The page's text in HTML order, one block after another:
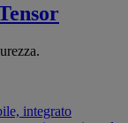
integrato